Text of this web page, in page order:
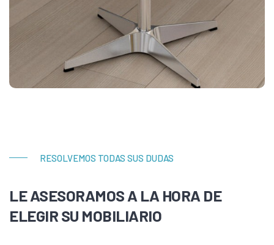
RESOLVEMOS TODAS SUS DUDAS
LE ASESORAMOS A LA HORA DE
ELEGIR SU MOBILIARIO